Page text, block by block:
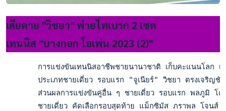
เสียดาย "วิชยา" พ่ายไทเบรก 2 เซต
เทนนิส "บางกอก โอเพ่น 2023 (2)"
การแข่งขันเทนนิสอาชีพชายนานาชาติ เก็บคะแนนโลก
ประเภทชายเดี่ยว รอบแรก "จูเนียร์" วิชยา ตรงเจริ
ส่วนผลการแข่งขันคู่อื่น ๆ ชายเดี่ยว รอบแรก พลภูมิ โค
ชายเดี่ยว คัดเลือกรอบสุดท้าย แม็กซิมัส ภราพล โจนส์